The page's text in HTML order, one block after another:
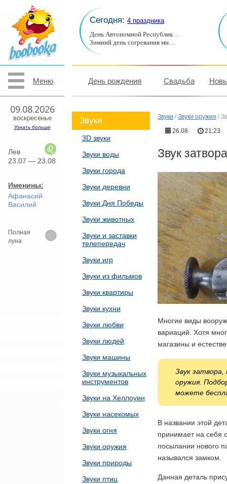
Меню
09.08.2026
воскресенье
Узнать больше
Лев
23.07 — 23.08
Именины:
Афанасий
Василий
Полная
луна
Сегодня: 4 праздника
День Автономной Республик…
Зимний день согревания ми…
День рождения Свадьба
Звуки
3D звуки
Звуки воды
Звуки города
Звуки деревни
Звуки Дня Победы
Звуки животных
Звуки и заставки
телепередач
Звуки игр
Звуки из фильмов
Звуки квартиры
Звуки кухни
Звуки любви
Звуки людей
Звуки машины
Звуки музыкальных
инструментов
Звуки на Хеллоуин
Звуки насекомых
Звуки огня
Звуки оружия
Звуки природы
Звуки птиц
Звуки / Звуки оружия /
26.08
21:23
Звук затвора
Многие виды
вариаций. Хотя
магазины и
Звук
оружия.
можете
В названии этой
принимает на себя
посылании нового
назывался замком.
Данная деталь